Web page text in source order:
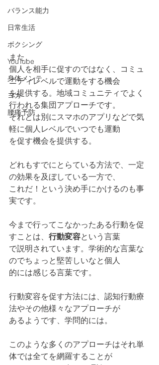
バランス能力
日常生活
ボクシング
YouTube
身体メンテ
ヨガ
腰痛予防
また、
個人を相手に促すのではなく、コミュ
ニティレベルで運動をする機会
を提供する。地域コミュニティでよく
行われる集団アプローチです。
それとは別にスマホのアプリなどで気
軽に個人レベルでいつでも運動
を促す機会を提供する。
どれもすでにとらている方法で、一定
の効果を及ぼしている一方で、
これだ！という決め手にかけるのも事
実です。
今まで行ってこなかったある行動を促
すことは、 行動変容という言葉
で説明されています。学術的な言葉な
のでちょっと堅苦しいなと個人
的には感じる言葉です。
行動変容を促す方法には、認知行動療
法やその他様々なアプローチが
あるようです、学問的には。
このような多くのアプローチはそれ単
体では全てを網羅することが